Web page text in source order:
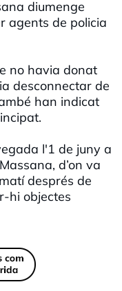
diumenge
agents de policia
no havia donat
desconnectar de
han indicat
l'1 de juny a
d’on va
després de
hi objectes